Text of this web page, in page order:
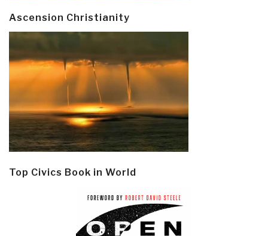
Ascension Christianity
Top Civics Book in World